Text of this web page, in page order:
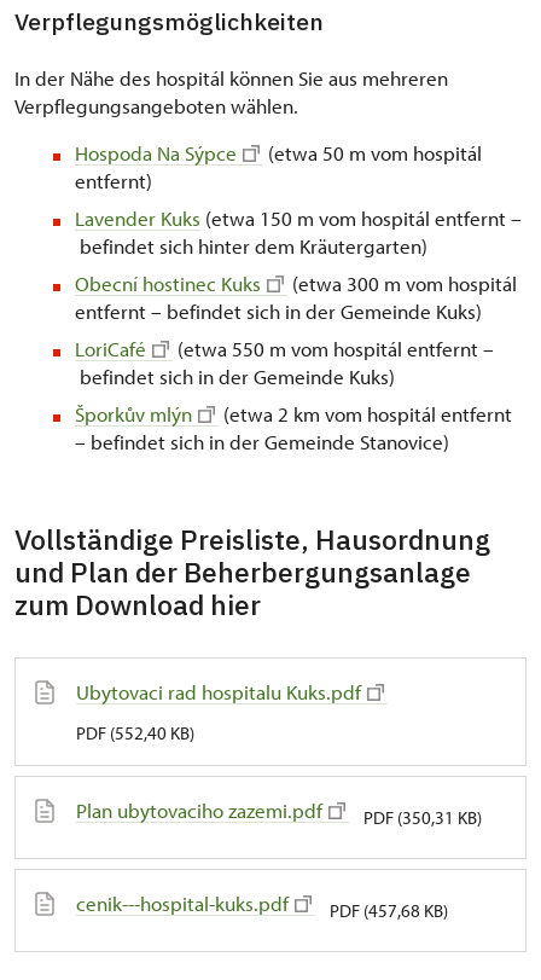
Verpflegungsmöglichkeiten
In der Nähe des hospitál können Sie aus mehreren
Verpflegungsangeboten wählen.
Hospoda Na Sýpce
(etwa 50 m vom hospitál
entfernt)
Lavender Kuks (etwa 150 m vom hospitál entfernt –
befindet sich hinter dem Kräutergarten)
Obecní hostinec Kuks
(etwa 300 m vom hospitál
entfernt – befindet sich in der Gemeinde Kuks)
LoriCafé
(etwa 550 m vom hospitál entfernt –
befindet sich in der Gemeinde Kuks)
Šporkův mlýn
(etwa 2 km vom hospitál entfernt
– befindet sich in der Gemeinde Stanovice)
Vollständige Preisliste, Hausordnung
und Plan der Beherbergungsanlage
zum Download hier
Ubytovaci rad hospitalu Kuks.pdf
PDF (552,40 KB)
Plan ubytovaciho zazemi.pdf PDF (350,31 KB)
cenik---hospital-kuks.pdf PDF (457,68 KB)